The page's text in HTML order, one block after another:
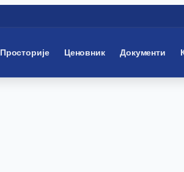
Просторије Ценовник Документи